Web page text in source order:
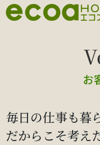
お
毎日の仕事も暮
だからこそ考え